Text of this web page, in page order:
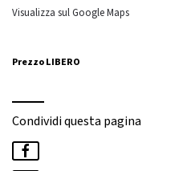
Visualizza sul Google Maps
Prezzo LIBERO
Condividi questa pagina